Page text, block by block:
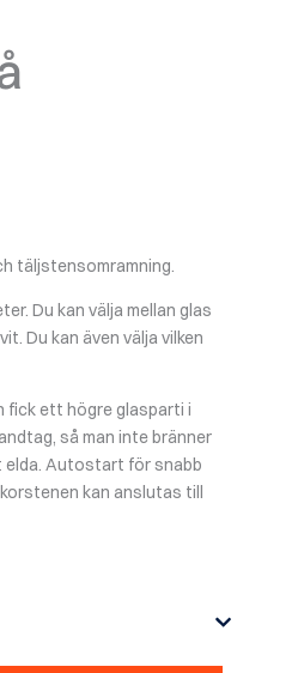
täljstensomramning.
Du kan välja mellan glas
Du kan även välja vilken
fick ett högre glasparti i
så man inte bränner
elda. Autostart för snabb
kan anslutas till